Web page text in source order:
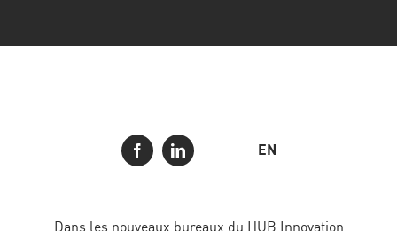
EN
Dans les nouveaux bureaux du HUB Innovation